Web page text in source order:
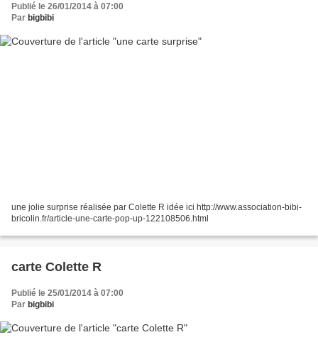
Publié le 26/01/2014 à 07:00
Par bigbibi
une jolie surprise réalisée par Colette R idée ici http://www.association-bibi-
bricolin.fr/article-une-carte-pop-up-122108506.html
carte Colette R
Publié le 25/01/2014 à 07:00
Par bigbibi